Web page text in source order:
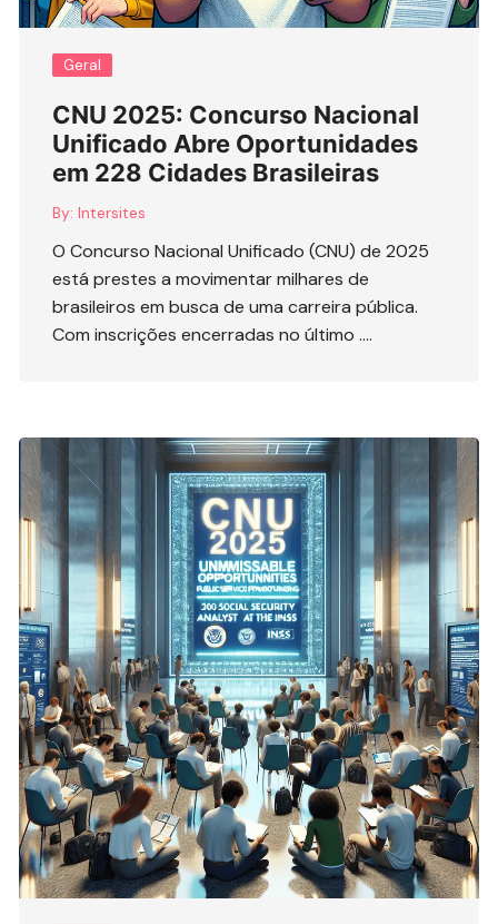
Geral
CNU 2025: Concurso Nacional
Unificado Abre Oportunidades
em 228 Cidades Brasileiras
By: Intersites
O Concurso Nacional Unificado (CNU) de 2025
está prestes a movimentar milhares de
brasileiros em busca de uma carreira pública.
Com inscrições encerradas no último ….